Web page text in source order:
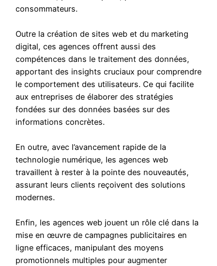
consommateurs.
Outre la création de sites web et du marketing
digital, ces agences offrent aussi des
compétences dans le traitement des données,
apportant des insights cruciaux pour comprendre
le comportement des utilisateurs. Ce qui facilite
aux entreprises de élaborer des stratégies
fondées sur des données basées sur des
informations concrètes.
En outre, avec l’avancement rapide de la
technologie numérique, les agences web
travaillent à rester à la pointe des nouveautés,
assurant leurs clients reçoivent des solutions
modernes.
Enfin, les agences web jouent un rôle clé dans la
mise en œuvre de campagnes publicitaires en
ligne efficaces, manipulant des moyens
promotionnels multiples pour augmenter